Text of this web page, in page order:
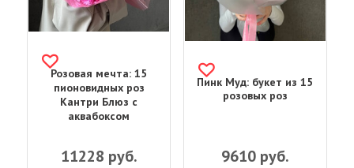
Розовая мечта: 15
пионовидных роз
Кантри Блюз с
аквабоксом
11228 руб.
Пинк Муд: букет из 15
розовых роз
9610руб.